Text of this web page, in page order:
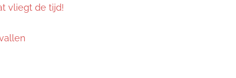
vliegt de tijd!